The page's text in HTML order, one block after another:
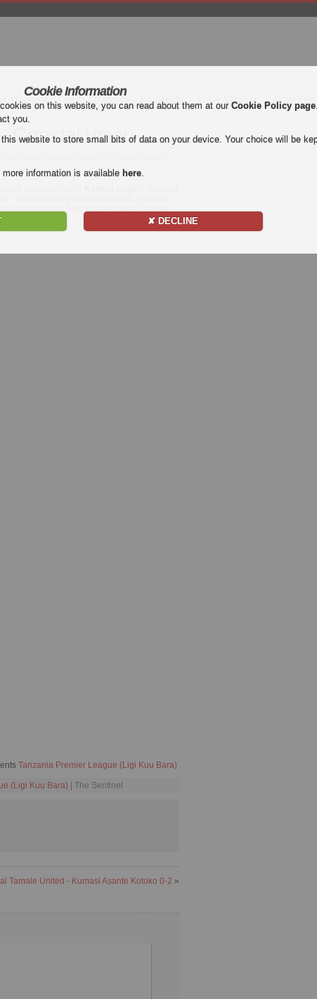
d’Espagne Serie A (Calcio) Bundesliga Ligue 1 Orange
Ligue
Coastal union
vidéo du match
- Coastal union gratuitement sur Football
match du
Tanzania Premier League
Tanzania Premier League (Ligi Kuu Bara)
(Ligi Kuu Bara) | The Sentinel
Tamale United - Kumasi Asante Kotoko 0-2 »
Cookie Information
on this website, you can read about them at our Cookie Policy page
you.
website to store small bits of data on your device. Your choice will be
information is available here.
✘ DECLINE